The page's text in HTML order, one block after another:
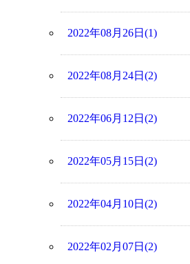
2022年08月26日(1)
2022年08月24日(2)
2022年06月12日(2)
2022年05月15日(2)
2022年04月10日(2)
2022年02月07日(2)